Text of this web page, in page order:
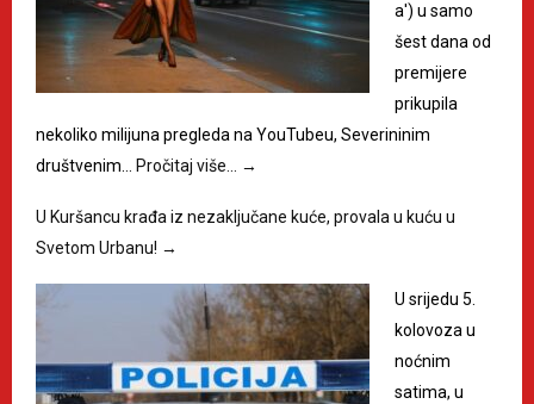
a') u samo
šest dana od
premijere
prikupila
nekoliko milijuna pregleda na YouTubeu, Severininim
društvenim… Pročitaj više… →
U Kuršancu krađa iz nezaključane kuće, provala u kuću u
Svetom Urbanu! →
U srijedu 5.
kolovoza u
noćnim
satima, u